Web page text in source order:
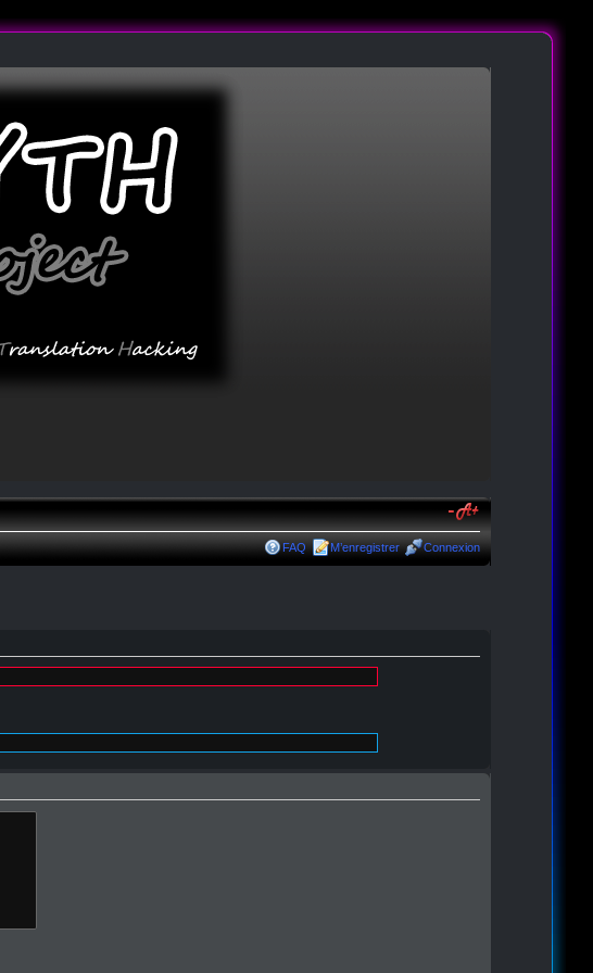
FAQ M’enregistrer Connexion